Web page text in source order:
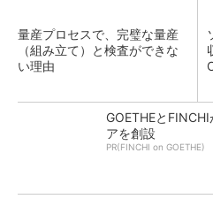
量産プロセスで、完璧な量産
（組み立て）と検査ができな
い理由
GOETHEと
アを創設
PR(FINCHI on GOETHE)